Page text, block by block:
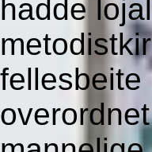
hadde
fellesbeite